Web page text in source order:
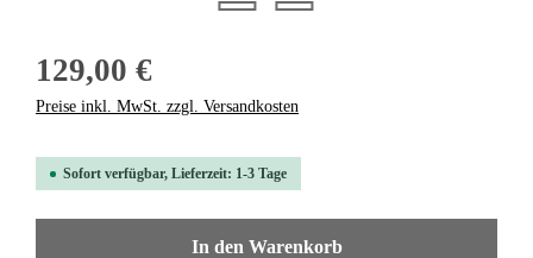
129,00 €
Preise inkl. MwSt. zzgl. Versandkosten
Sofort verfügbar, Lieferzeit: 1-3 Tage
In den Warenkorb